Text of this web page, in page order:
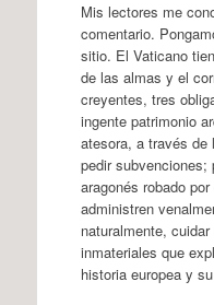
Mis lectores me
comentario.
sitio. El Vaticano
de las almas y el
creyentes, tres
ingente patrimonio
atesora, a través de
pedir subvenciones;
aragonés robado
administren
naturalmente,
inmateriales que
historia europea y